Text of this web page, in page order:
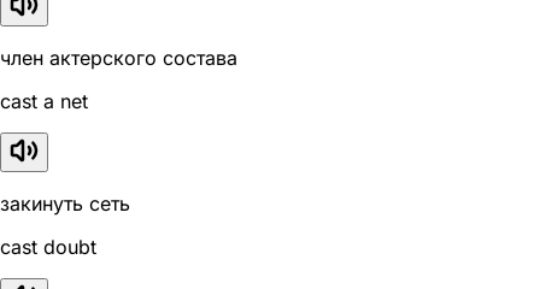
член актерского состава
cast a net
закинуть сеть
cast doubt